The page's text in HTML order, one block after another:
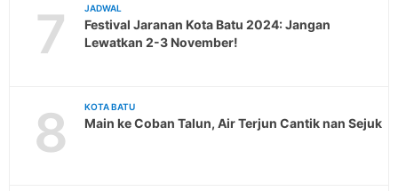
7 JADWAL
Festival Jaranan Kota Batu 2024: Jangan
Lewatkan 2-3 November!
8 KOTA BATU
Main ke Coban Talun, Air Terjun Cantik nan Sejuk